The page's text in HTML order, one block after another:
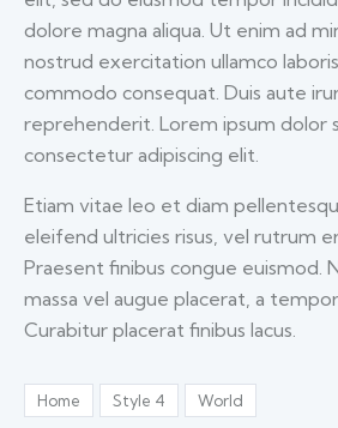
dolore magna aliqua. Ut enim ad
nostrud exercitation ullamco
commodo consequat. Duis aute
reprehenderit. Lorem ipsum dolor
consectetur adipiscing elit.
Etiam vitae leo et diam
eleifend ultricies risus, vel rutrum
Praesent finibus congue euismod.
massa vel augue placerat, a
Curabitur placerat finibus lacus.
Home Style 4 World